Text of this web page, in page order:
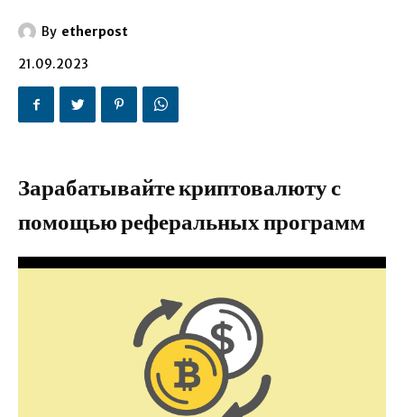
By etherpost
21.09.2023
Зарабатывайте криптовалюту с
помощью реферальных программ